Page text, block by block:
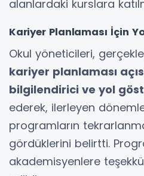
alanlardaki kurslara
Kariyer Planlaması İçin
Okul yöneticileri,
kariyer planlaması
bilgilendirici ve yol
ederek, ilerleyen
programların
gördüklerini belirtti.
akademisyenlere